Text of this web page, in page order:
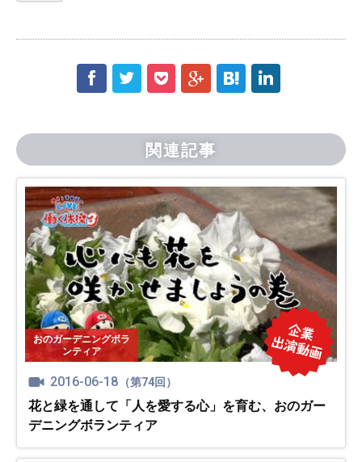
f t p g h l
関連記事
おのガーデニングボラ
ンティア
2016-06-18 （第74回）
花と緑を通して「人を愛する心」を育む、おのガー
デニングボランティア